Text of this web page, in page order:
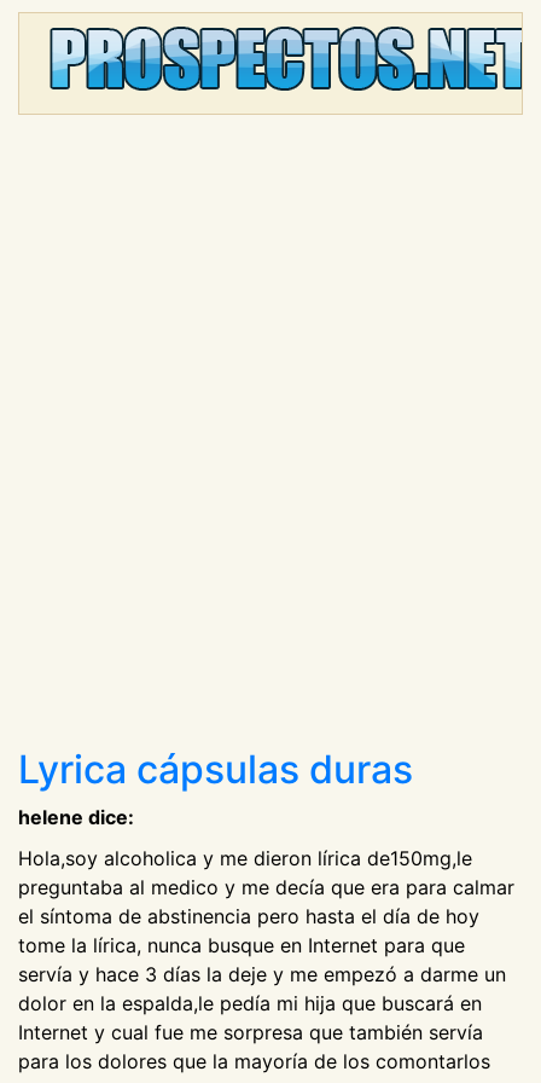
Lyrica cápsulas duras
helene dice:
Hola,soy alcoholica y me dieron lírica de150mg,le
preguntaba al medico y me decía que era para calmar
el síntoma de abstinencia pero hasta el día de hoy
tome la lírica, nunca busque en Internet para que
servía y hace 3 días la deje y me empezó a darme un
dolor en la espalda,le pedía mi hija que buscará en
Internet y cual fue me sorpresa que también servía
para los dolores que la mayoría de los comontarlos